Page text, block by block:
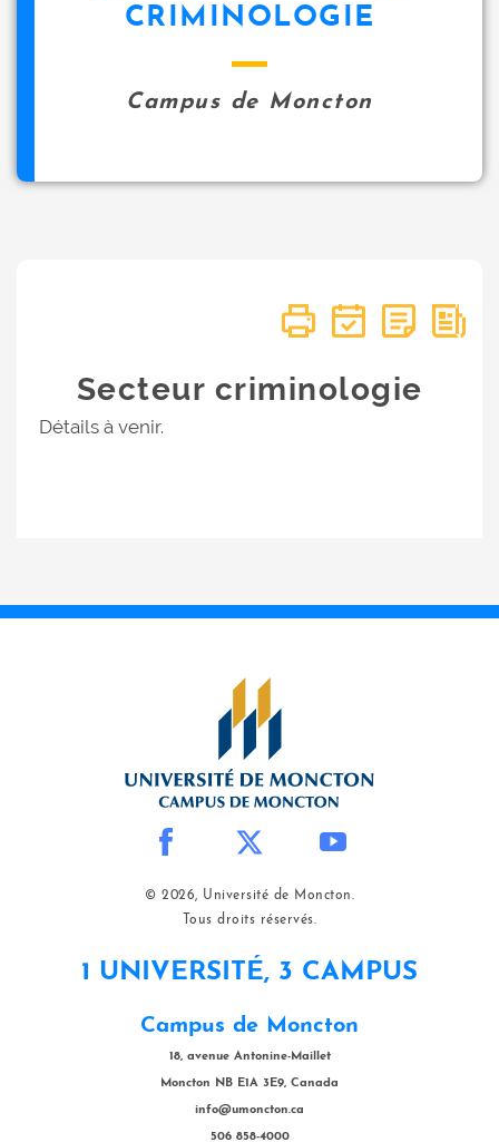
CRIMINOLOGIE
Campus de Moncton
Secteur criminologie
Détails à venir.
© 2026, Université de Moncton.
Tous droits réservés.
1 UNIVERSITÉ, 3 CAMPUS
Campus de Moncton
18, avenue Antonine-Maillet
Moncton NB E1A 3E9, Canada
info@umoncton.ca
506 858-4000